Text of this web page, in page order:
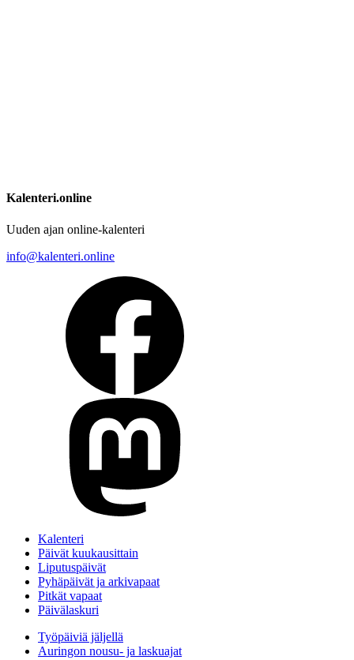
Kalenteri.online
Uuden ajan online-kalenteri
info@kalenteri.online
Kalenteri
Päivät kuukausittain
Liputuspäivät
Pyhäpäivät ja arkivapaat
Pitkät vapaat
Päivälaskuri
Työpäiviä jäljellä
Auringon nousu- ja laskuajat